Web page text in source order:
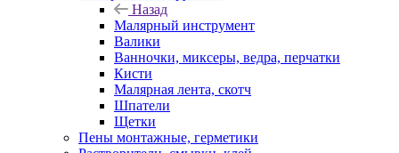
Назад
Малярный инструмент
Валики
Ванночки, миксеры, ведра, перчатки
Кисти
Малярная лента, скотч
Шпатели
Щетки
Пены монтажные, герметики